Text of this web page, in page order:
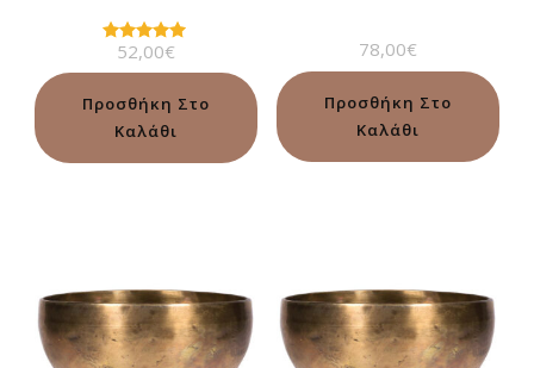
Βαθμολογήθηκε
από 5
52,00€
Προσθήκη Στο
Καλάθι
78,00€
Προσθήκη Στο
Καλάθι